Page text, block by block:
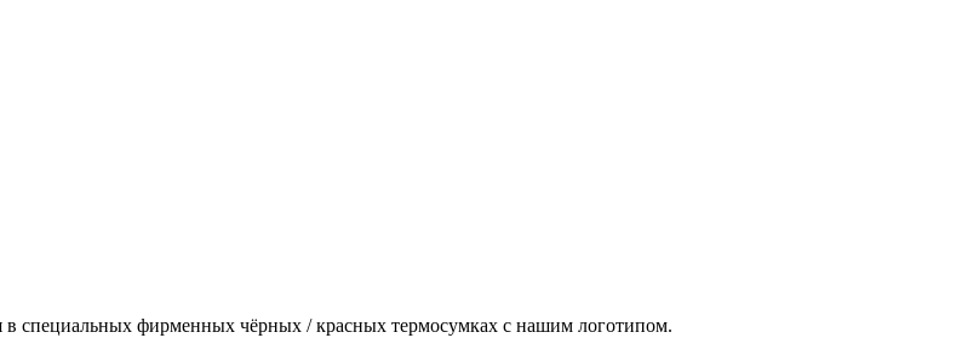
в специальных фирменных чёрных / красных термосумках с нашим логотипом.